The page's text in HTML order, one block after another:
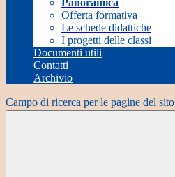
Panoramica
Offerta formativa
Le schede didattiche
I progetti delle classi
Documenti utili
Contatti
Archivio
Campo di ricerca per le pagine del sito